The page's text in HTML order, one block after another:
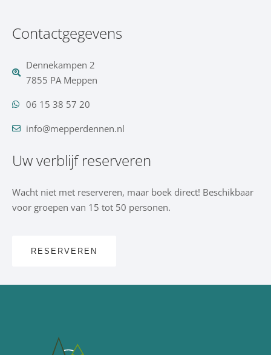
Contactgegevens
Dennekampen 2
7855 PA Meppen
06 15 38 57 20
info@mepperdennen.nl
Uw verblijf reserveren
Wacht niet met reserveren, maar boek direct! Beschikbaar
voor groepen van 15 tot 50 personen.
RESERVEREN